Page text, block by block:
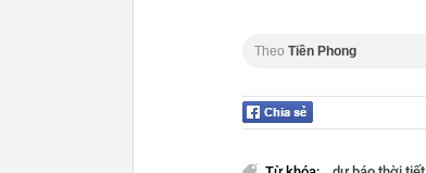
Theo Tiền Phong